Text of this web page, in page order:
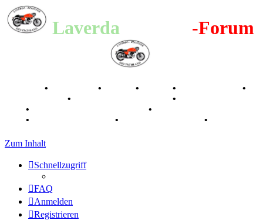
Laverda -Forum
• • • •
•
• •
• •
• • •
Zum Inhalt
Schnellzugriff
FAQ
Anmelden
Registrieren